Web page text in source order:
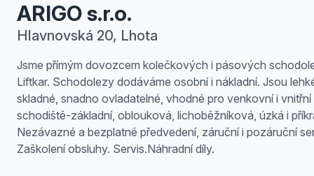
ARIGO s.r.o.
Hlavnovská 20, Lhota
Jsme přímým dovozcem kolečkových i pásových
Liftkar. Schodolezy dodáváme osobní i nákladní. Jsou
skladné, snadno ovladatelné, vhodné pro venkovní i vnitřní
schodiště-základní, oblouková, lichoběžníková, úzká i
Nezávazné a bezplatné předvedení, záruční i pozáruční
Zaškolení obsluhy. Servis.Náhradní díly.